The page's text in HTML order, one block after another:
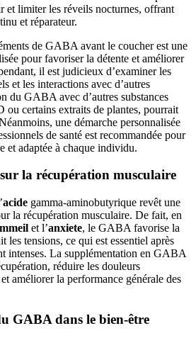
et limiter les réveils nocturnes, offrant
et réparateur.
de GABA avant le coucher est une
pour favoriser la détente et améliorer
il est judicieux d’examiner les
et les interactions avec d’autres
du GABA avec d’autres substances
ou certains extraits de plantes, pourrait
une démarche personnalisée
de santé est recommandée pour
et adaptée à chaque individu.
la récupération musculaire
acide gamma-aminobutyrique revêt une
la récupération musculaire. De fait, en
et l’anxiete, le GABA favorise la
les tensions, ce qui est essentiel après
intenses. La supplémentation en GABA
réduire les douleurs
améliorer la performance générale des
GABA dans le bien-être